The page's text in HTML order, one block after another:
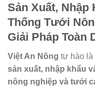
Sản Xuất, Nhập
Thống Tưới
Giải Pháp Toàn
Việt An Nông tự hào là
sản xuất, nhập khẩu
nông nghiệp và tưới